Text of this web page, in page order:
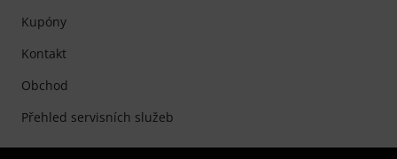
Kupóny
Kontakt
Obchod
Přehled servisních služeb